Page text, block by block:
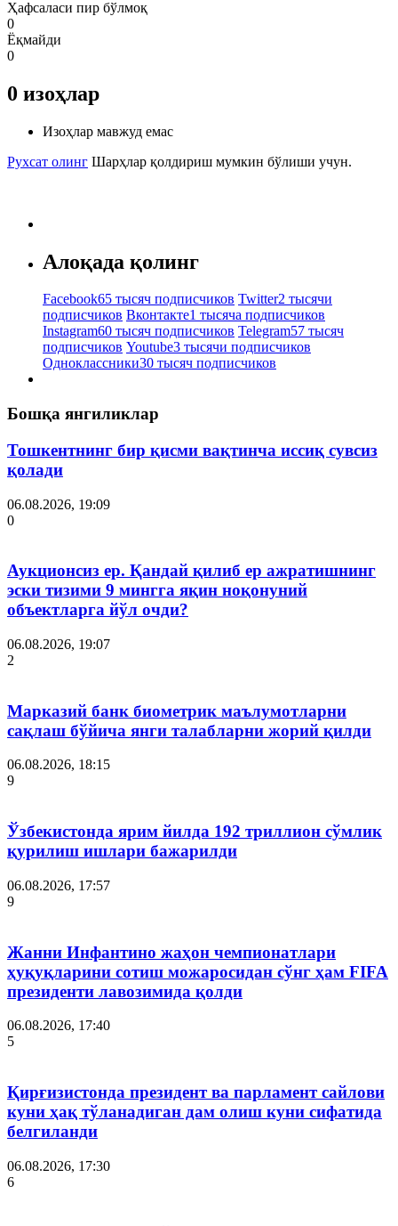
Ҳафсаласи пир бўлмоқ
0
Ёқмайди
0
0 изоҳлар
Изоҳлар мавжуд емас
Рухсат олинг Шарҳлар қолдириш мумкин бўлиши учун.
Алоқада қолинг
Facebook65 тысяч подписчиков Twitter2 тысячи
подписчиков Вконтакте1 тысяча подписчиков
Instagram60 тысяч подписчиков Telegram57 тысяч
подписчиков Youtube3 тысячи подписчиков
Одноклассники30 тысяч подписчиков
Бошқа янгиликлар
Тошкентнинг бир қисми вақтинча иссиқ сувсиз
қолади
06.08.2026, 19:09
0
Аукционсиз ер. Қандай қилиб ер ажратишнинг
эски тизими 9 мингга яқин ноқонуний
объектларга йўл очди?
06.08.2026, 19:07
2
Марказий банк биометрик маълумотларни
сақлаш бўйича янги талабларни жорий қилди
06.08.2026, 18:15
9
Ўзбекистонда ярим йилда 192 триллион сўмлик
қурилиш ишлари бажарилди
06.08.2026, 17:57
9
Жанни Инфантино жаҳон чемпионатлари
ҳуқуқларини сотиш можаросидан сўнг ҳам FIFA
президенти лавозимида қолди
06.08.2026, 17:40
5
Қирғизистонда президент ва парламент сайлови
куни ҳақ тўланадиган дам олиш куни сифатида
белгиланди
06.08.2026, 17:30
6